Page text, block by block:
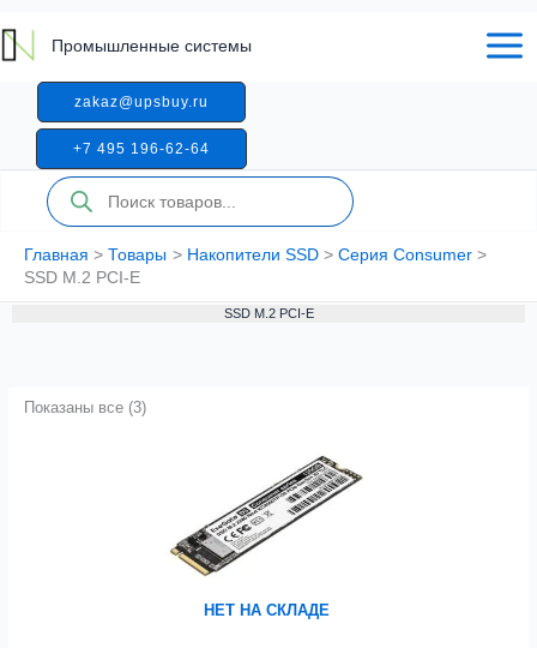
к
содержимому
Промышленные системы
zakaz@upsbuy.ru
+7 495 196-62-64
Поиск
товаров
Главная Товары Накопители SSD
Серия Consumer
SSD M.2 PCI-E
SSD M.2 PCI-E
Показаны все (3)
НЕТ НА СКЛАДЕ